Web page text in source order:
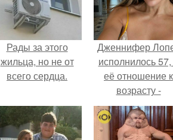
Рады за этого
жильца, но не от
всего сердца.
Дженнифер
исполнилось
её отношение к
возрасту -
настоящий
манифест
уверенности: